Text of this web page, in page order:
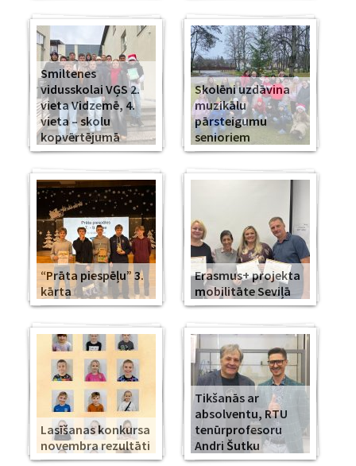
Smiltenes
vidusskolai VĢS 2.
vieta Vidzemē, 4.
vieta – skolu
kopvērtējumā
Skolēni uzdāvina
muzikālu
pārsteigumu
senioriem
“Prāta piespēļu” 3.
kārta
Erasmus+ projekta
mobilitāte Seviļā
Lasīšanas konkursa
novembra rezultāti
Tikšanās ar
absolventu, RTU
tenūrprofesoru
Andri Šutku